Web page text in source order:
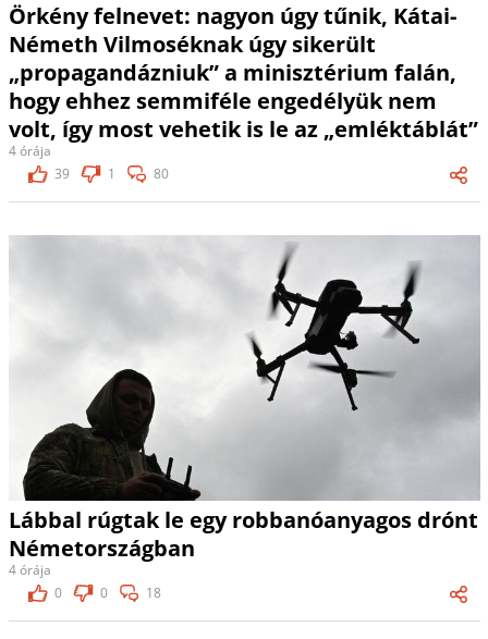
Örkény felnevet: nagyon úgy tűnik, Kátai-
Németh Vilmoséknak úgy sikerült
„propagandázniuk” a minisztérium falán,
hogy ehhez semmiféle engedélyük nem
volt, így most vehetik is le az „emléktáblát”
4 órája
39
1 80
Lábbal rúgtak le egy robbanóanyagos drónt
Németországban
4 órája
0
0 18